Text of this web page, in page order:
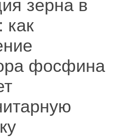
как
фосфина